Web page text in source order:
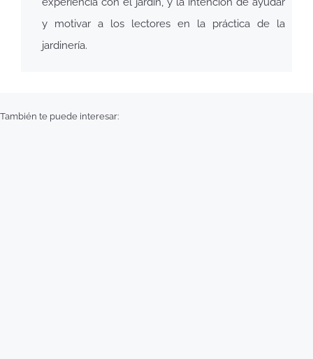
y motivar a los lectores en la práctica de la
jardinería.
También te puede interesar: